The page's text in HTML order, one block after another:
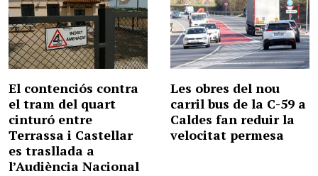
El contenciós contra
el tram del quart
cinturó entre
Terrassa i Castellar
es trasllada a
l’Audiència Nacional
Les obres del nou
carril bus de la C-59 a
Caldes fan reduir la
velocitat permesa